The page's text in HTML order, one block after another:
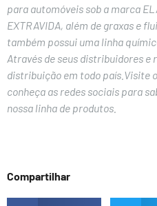
para automóveis sob a marca
EXTRAVIDA, além de graxas e
também possui uma linha
Através de seus distribuidores e
distribuição em todo país.Visite
conheça as redes sociais para
nossa linha de produtos.
Compartilhar